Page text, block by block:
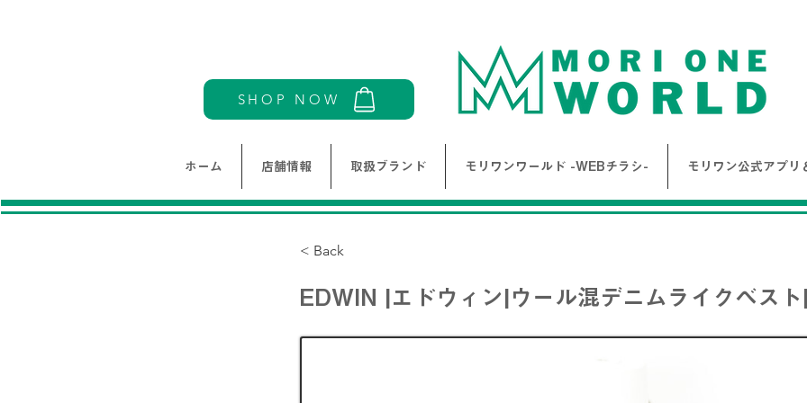
SHOP NOW
ホーム 店舗情報 取扱ブランド モリワンワールド -WEBチラシ- モリワン公式アプリ
< Back
EDWIN |エドウィン|ウール混デニムライクベス